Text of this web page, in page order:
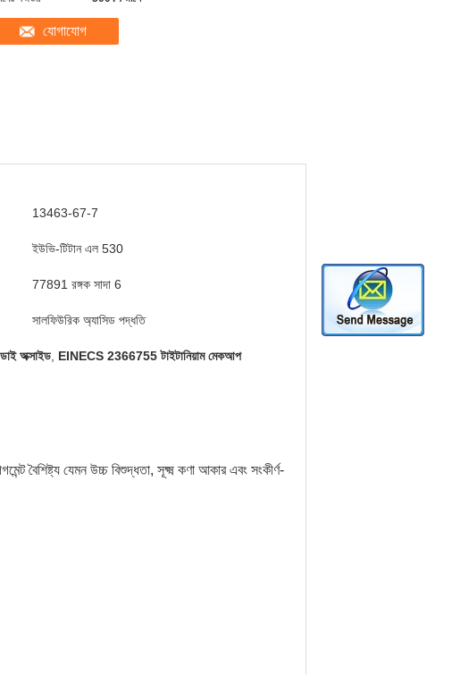
যোগাযোগ
13463-67-7
ইউভি-টিটান এল 530
77891 রঙ্গক সাদা 6
সালফিউরিক অ্যাসিড পদ্ধতি
অক্সাইড, EINECS 2366755 টাইটানিয়াম মেকআপ
বৈশিষ্ট্য যেমন উচ্চ বিশুদ্ধতা, সূক্ষ্ম কণা আকার এবং সংকীর্ণ-